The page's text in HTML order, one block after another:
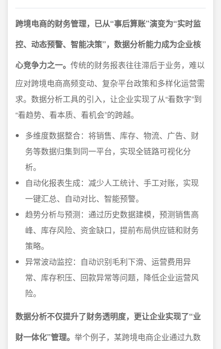
跨境电商的财务管理，已从“事后算账”演变为“实时监
控、动态预警、智能决策”，数据分析能力成为企业核
心竞争力之一。 传统的财务报表往往滞后于业务，难以
应对跨境电商高频变动、复杂平台政策和多样化运营需
求。数据分析工具的引入，让企业实现了从“看数字”到
“看趋势、看本质、看机会”的跨越。
多维度数据整合：将销售、库存、物流、广告、财
务等数据归集到同一平台，实现全链路可视化分
析。
自动化报表生成：减少人工统计、手工对账，实现
一键汇总、自动对比、智能预警。
趋势分析与预测：通过历史数据建模，预测销售高
峰、库存风险、资金缺口，提前布局供应链和财务
策略。
异常波动监控：自动识别毛利下滑、运营费用异
常、库存积压、回款异常等问题，降低企业运营风
险。
数据分析不仅提升了财务透明度，更让企业实现了“业
财一体化”管理。 举个例子，某跨境电商企业通过九数